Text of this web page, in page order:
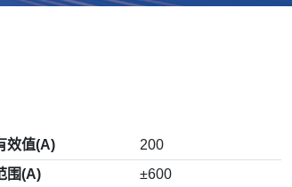
效值(A)
200
围(A)
±600